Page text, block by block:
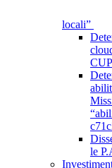
locali”
le